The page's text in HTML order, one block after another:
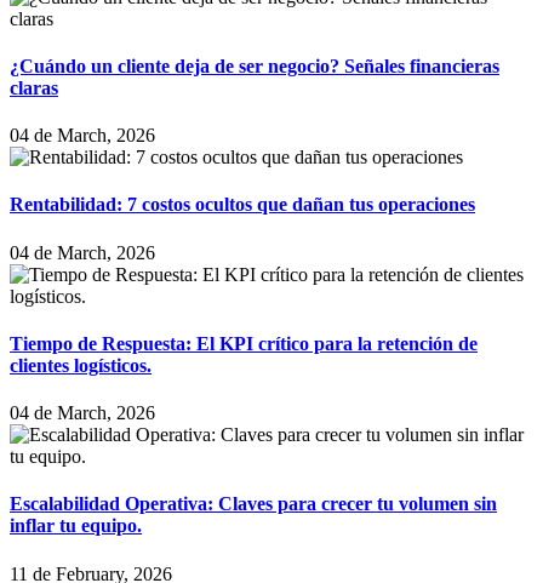
¿Cuándo un cliente deja de ser negocio? Señales financieras
claras
04 de March, 2026
Rentabilidad: 7 costos ocultos que dañan tus operaciones
04 de March, 2026
Tiempo de Respuesta: El KPI crítico para la retención de
clientes logísticos.
04 de March, 2026
Escalabilidad Operativa: Claves para crecer tu volumen sin
inflar tu equipo.
11 de February, 2026